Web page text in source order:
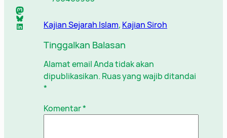
Mastodon
Bluesky
LinkedIn Kajian Sejarah Islam, Kajian Siroh
Tinggalkan Balasan
Alamat email Anda tidak akan
dipublikasikan. Ruas yang wajib ditandai
*
Komentar*